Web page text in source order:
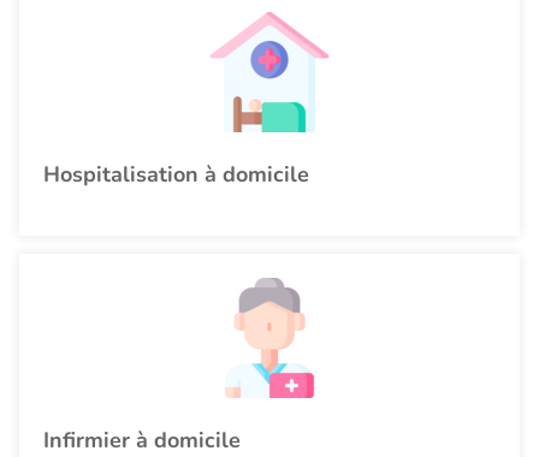
Hospitalisation à domicile
Infirmier à domicile